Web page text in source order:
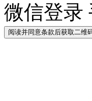
微信登录
阅读并同意条款后获取二维